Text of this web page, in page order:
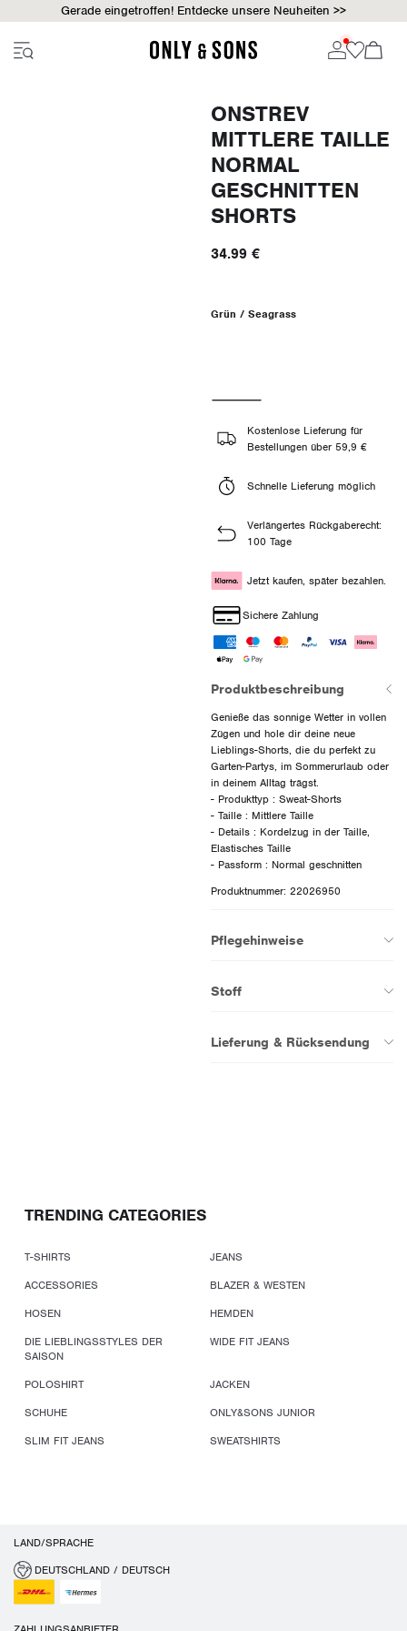
Gerade eingetroffen! Entdecke unsere Neuheiten >>
ONSTREV
MITTLERE TAILLE
NORMAL
GESCHNITTEN
SHORTS
34.99 €
Grün / Seagrass
Kostenlose Lieferung für
Bestellungen über 59,9 €
Schnelle Lieferung möglich
Verlängertes Rückgaberecht:
100 Tage
Jetzt kaufen, später bezahlen.
Sichere Zahlung
Produktbeschreibung
Genieße das sonnige Wetter in vollen
Zügen und hole dir deine neue
Lieblings-Shorts, die du perfekt zu
Garten-Partys, im Sommerurlaub oder
in deinem Alltag trägst.
- Produkttyp : Sweat-Shorts
- Taille : Mittlere Taille
- Details : Kordelzug in der Taille,
Elastisches Taille
- Passform : Normal geschnitten
Produktnummer: 22026950
Pflegehinweise
Stoff
Lieferung & Rücksendung
TRENDING CATEGORIES
T-SHIRTS
JEANS
ACCESSORIES
BLAZER & WESTEN
HOSEN
HEMDEN
DIE LIEBLINGSSTYLES DER
SAISON
WIDE FIT JEANS
POLOSHIRT
JACKEN
SCHUHE
ONLY&SONS JUNIOR
SLIM FIT JEANS
SWEATSHIRTS
LAND/SPRACHE
DEUTSCHLAND / DEUTSCH